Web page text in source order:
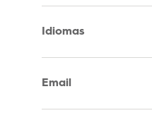
Idiomas
Email